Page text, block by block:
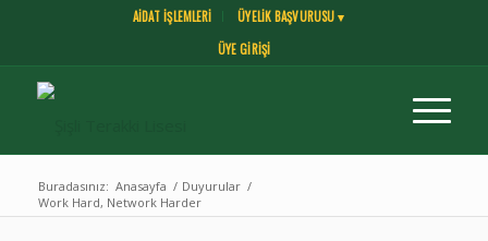
AİDAT İŞLEMLERİ
ÜYELİK BAŞVURUSU ▾
ÜYE GİRİŞİ
Buradasınız: Anasayfa / Duyurular /
Work Hard, Network Harder